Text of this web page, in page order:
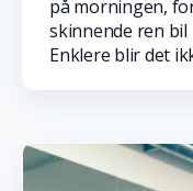
på morningen,
skinnende ren bil
Enklere blir det